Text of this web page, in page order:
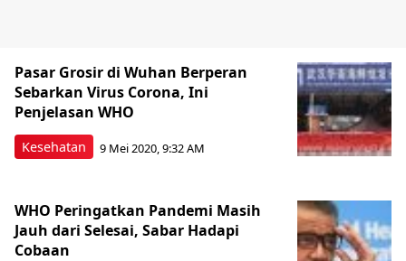
Kesehatan
Pasar Grosir di Wuhan Berperan
Sebarkan Virus Corona, Ini
Penjelasan WHO
9 Mei 2020, 9:32 AM
WHO Peringatkan Pandemi Masih
Jauh dari Selesai, Sabar Hadapi
Cobaan